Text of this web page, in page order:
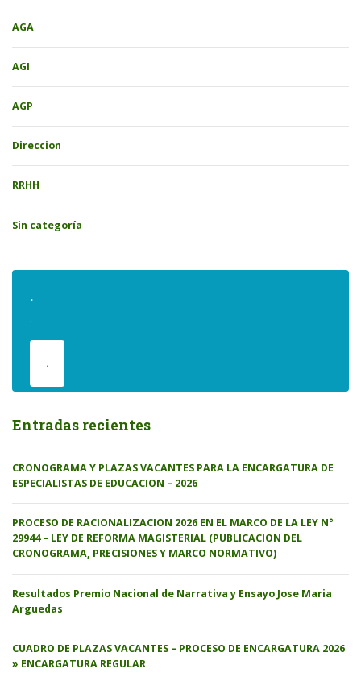
AGA
AGI
AGP
Direccion
RRHH
Sin categoría
.
.
.
Entradas recientes
CRONOGRAMA Y PLAZAS VACANTES PARA LA ENCARGATURA DE
ESPECIALISTAS DE EDUCACION – 2026
PROCESO DE RACIONALIZACION 2026 EN EL MARCO DE LA LEY N°
29944 – LEY DE REFORMA MAGISTERIAL (PUBLICACION DEL
CRONOGRAMA, PRECISIONES Y MARCO NORMATIVO)
Resultados Premio Nacional de Narrativa y Ensayo Jose Maria
Arguedas
CUADRO DE PLAZAS VACANTES – PROCESO DE ENCARGATURA 2026
» ENCARGATURA REGULAR